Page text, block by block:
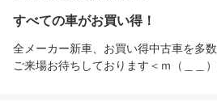
すべての車がお買い得！
全メーカー新車、お買い得中古車を多
ご来場お待ちしております＜ｍ（＿＿